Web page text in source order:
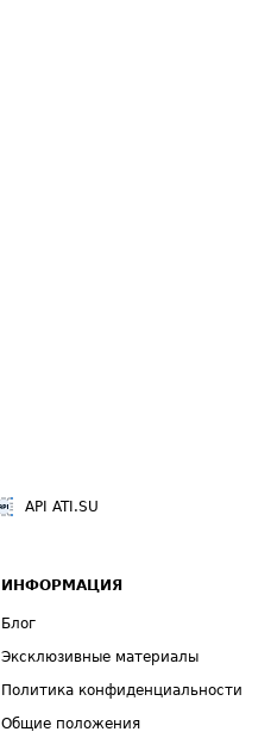
API ATI.SU
ИНФОРМАЦИЯ
Блог
Эксклюзивные материалы
Политика конфиденциальности
Общие положения